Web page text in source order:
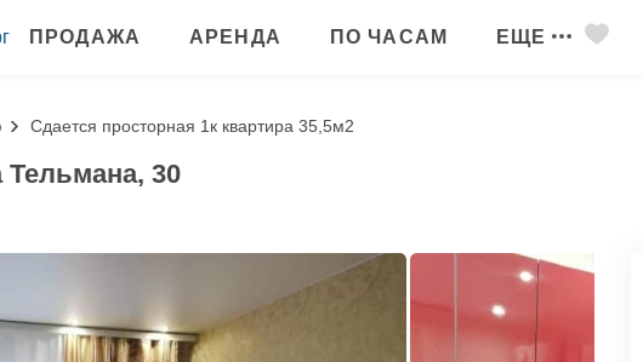
ПРОДАЖА АРЕНДА ПО ЧАСАМ ЕЩЕ
Сдается просторная 1к квартира 35,5м2
Тельмана, 30